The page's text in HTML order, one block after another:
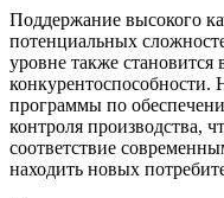
Поддержание высокого
потенциальных
уровне также
конкурентоспособности.
программы по
контроля производства,
соответствие
находить новых